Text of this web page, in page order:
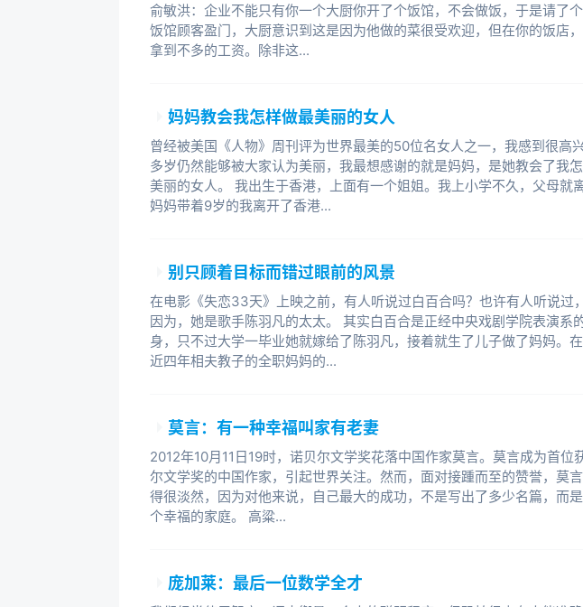
后，我取得全校总分第一的考研成绩。就在以为出国名额毫无
名单的布告里怎么也找不到自己的名字。来到研究生处，那里
期间没有获得一次三好学生，按照规定不能出国。这都是因为
交涉完全无效后，我痛心不已又追悔莫及，莫非我的前途就这
为什么在这个职业生涯重要转折点的前夜，我对艰难时分
味？也许是因为我自己本是一个非常普通而简单的人，我的人
捷径。在我看来，成功固然让人欣喜，但失败和挫折更让人难
就是在这个失眠之夜，我第一次认真地产生了写一本书的
过自己的人生经历和我对于这些经历的思考，把我跨越失败和挫
我大学毕业后又先后留学日本和美国，在学校里待的时间
结。成为职业经理人后，我在业余时间做得最多的一件事，就
助，甚至希望我指点他们的人生道路。其实，15岁的我、25岁
一样困惑、彷徨和迷茫？因此，这本书的读者，就是那些曾和
功之道的朋友。
我是一个天生激情，也特别崇尚激情的人。成功的人生的确
穿越风雨，经历霜雪，把火种保护到终点。我希望自己的这本
于自己的那把火炬。
俞敏洪：企业不能只有你一个大厨你开了个饭馆，不会做饭，于是请了个
饭馆顾客盈门，大厨意识到这是因为他做的菜很受欢迎，但在你的饭店
拿到不多的工资。除非这...
妈妈教会我怎样做最美丽的女人
曾经被美国《人物》周刊评为世界最美的50位名女人之一，我感到很高
多岁仍然能够被大家认为美丽，我最想感谢的就是妈妈，是她教会了我
美丽的女人。 我出生于香港，上面有一个姐姐。我上小学不久，父母就离
妈妈带着9岁的我离开了香港...
别只顾着目标而错过眼前的风景
在电影《失恋33天》上映之前，有人听说过白百合吗？也许有人听说过
因为，她是歌手陈羽凡的太太。 其实白百合是正经中央戏剧学院表演系
身，只不过大学一毕业她就嫁给了陈羽凡，接着就生了儿子做了妈妈。
近四年相夫教子的全职妈妈的...
莫言：有一种幸福叫家有老妻
2012年10月11日19时，诺贝尔文学奖花落中国作家莫言。莫言成为首位
尔文学奖的中国作家，引起世界关注。然而，面对接踵而至的赞誉，莫
得很淡然，因为对他来说，自己最大的成功，不是写出了多少名篇，而
个幸福的家庭。 高粱...
庞加莱：最后一位数学全才